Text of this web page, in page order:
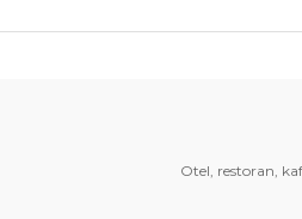
bilgisi, resim, ürün
hatalar bulunuyor.
Otel, restoran,